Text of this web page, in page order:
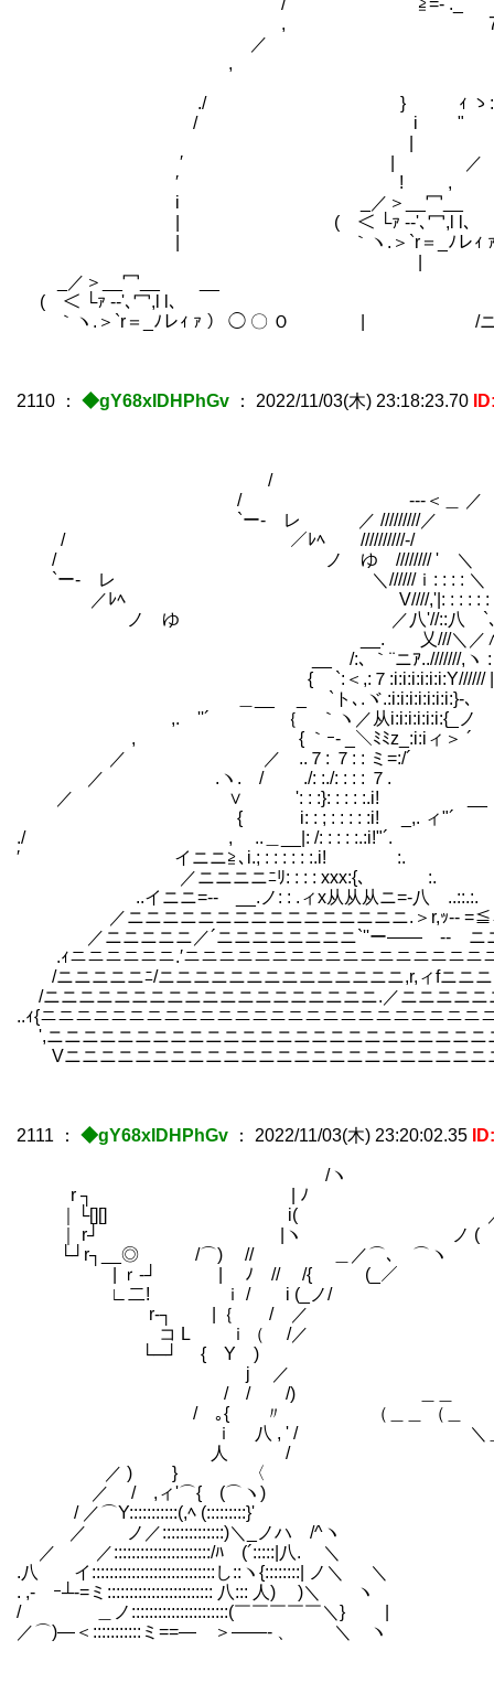
/ ≧=- ._ ｀ ＜ |ニﾆ!
, 7 T=--､- .__ ｀V jニ
／ {! | V } ', V /ニ／
, ,ｨ=┴i V{ ', V {.ｨ
./ } ｨ ゝ:i:i:ﾊ: : :｀ヽ ヽ: : : :}／
/ i " ｀ﾊｍｎ: : :ゝﾉ : : {ニV
′ | ／ ， ゝ′￣￣./ニﾆﾉニ,
′ ! , ∨ {ニニ}ニiニ
i _／＞__冖__ __ ∨ .／.ゝ
| ( ＜ └ｧ --'､冖,l l､ ヽ ／ニニニニ
| ｀ヽ.＞`r＝_ﾉレｨ ｧ ） ◯ 〇 Ｏ ニ
_／＞__冖__ __ ( ＜
( ＜ └ｧ --'､冖,l l､ ｀ヽ.＞
｀ヽ.＞`r＝_ﾉレｨ ｧ ） ◯ 〇 Ｏ | /ニニニニニ
2110 ： ◆gY68xIDHPhGv ： 2022/11/03(木) 23:18:23.70
/ -=ミ／
/ ---＜＿ ／ ― ／ ／｀`
`ー‐ レ ／ /////////／ ／
/ ／ﾚﾍ //////////-/ / :＼
/ ノ ゆ //////// '
`ー‐ レ ＼//////ｉ: : : : ＼
／ﾚﾍ V////,'|: : : : : : |
ノ ゆ ／八'//::八 `､ ＼: | |
__. 乂///＼／∧: : ＼ : l 人
__ /:､ ｀¨ニｱ..///////,ヽ : : ＼〈 〃
{ `:＜,:７:i:i:i:i:i:i:Y////// |:
＿__ _ゝ `ト､.ヾ.:i:i:i:i:i:i:i:}-､ ＞--
,. ''´ ｛ ｀ヽ／从
, { ｀ｰ- _＼ﾐﾐz_:i:iィ
／ ／ゝ..７: ７: : ミ=:/´
／ .ヽ. / ./: :./: : : :
／ ∨ ': : :}: : : : :.i!
{ i: : ; : : : : :i! _,. ィ"´
./ , ゝ..＿__|: /: : : :
′ イニニ≧､i.; : : : : : :.i! :.
／ニニニニﾆﾘ: : : : xxx:{､ :.
..イニニ=-- __.ノ: : .ィx从从从ニ=-八
／ニニニニニニニニニニニニニニニニ.＞r,ｯ-- =≦ニ
／ニニニニニ／´ニニニニニニニニ`''ー―― -- ニニニ
.ｨニニニニニニ.′ニニニニニニニニニニニニニニニニニ
/ニニニニニﾆ/ニニニニニニニニニニニニニニ,r,ィfニニ
/ニニニニニニニニニニニニニニニニニニニ.／ニニニニ
..ｨ{ニニニニニニニニニニニニニニニニニニニニニニニニニ
',ニニニニニニニニニニニニニニニニニニニニニニニニニ
Vニニニニニニニニニニニニニニニニニニニニニニニニ
2111 ： ◆gY68xIDHPhGv ： 2022/11/03(木) 23:20:02.35
/ヽ
r ┐ | ﾉ
｜└[][] i( ／
｜ r┘ |ヽ ノ (
└┘r┐__◎ /⌒) // ＿／⌒､ ⌒ヽ
| ｒ‐┘ | ﾉ // /{ (_／ ￣￣
∟二! ｉ / i (_ノ/
r‐┐ |｛ / ／
コ L ｉ（ /／ や「仕事
└─┘ { Y )
j ／
/ / /) ＿＿
/ ｡{ 〃 （＿＿ （
ｉ 八 , ' / ＼＿) /
人 /
／ ) } 〈
／ / ,ィ'⌒{ (⌒
/ ／⌒Y:::::::::::(,ﾍ
／ ノ／::::::::::::::)＼_ノ
／ ／::::::::::::::::::::::/ﾊ (´:::::|
.八 イ::::::::::::::::::::::::::::し::ヽ
. ,-ゝｰ┴-=ミ:::::::::::::::::::::::: 八::: 人) )＼ ヽ
/ ＿ノ::::::::::::::::::::::(￣￣￣￣￣＼} |
／⌒)―＜:::::::::::ミ==― ＞――- 、 ＼ ヽ